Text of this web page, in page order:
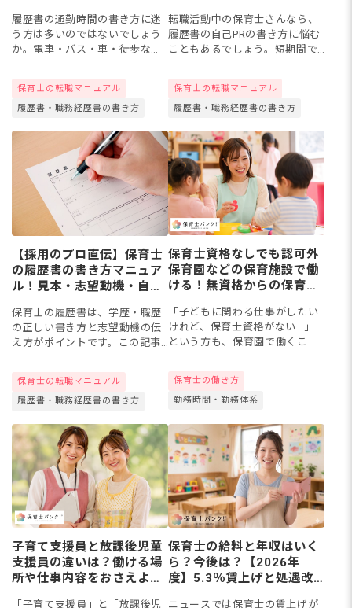
履歴書の通勤時間の書き方に迷
う方は多いのではないでしょう
か。電車・バス・車・徒歩など
合の書き方が分からないという
声もあるようです。今回は、通
保育士の転職マニュアル
履歴書・職務経歴書の書き方
介
転職活動中の保育士さんなら、
履歴書の自己PRの書き方に悩む
こともあるでしょう。短期間で
いケースも。今回は、履歴書で
参考になるパターン別の例文を
保育士の転職マニュアル
履歴書・職務経歴書の書き方
【採用のプロ直伝】保育士
の履歴書の書き方マニュア
ル！見本・志望動機・自己
で
保育士の履歴書は、学歴・職歴
の正しい書き方と志望動機の伝
え方がポイントです。この記事
ル、採用担当者が実際に見てい
るチェックポイント、郵送・メ
保育士の転職マニュアル
履歴書・職務経歴書の書き方
保育士資格なしでも認可外
保育園などの保育施設で働
ける！無資格からの保育補
ト
「子どもに関わる仕事がしたい
けれど、保育士資格がない…」
という方も、保育園で働くこと
ればよいとされ、保育補助や子
育て支援員といった無資格から
保育士の働き方
勤務時間・勤務体系
子育て支援員と放課後児童
支援員の違いは？働ける場
所や仕事内容をおさえよ
「子育て支援員」と「放課後児
保育士の給料と年収はいく
ら？今後は？【2026年
度】5.3％賃上げと処遇改
ニュースでは保育士の賃上げが